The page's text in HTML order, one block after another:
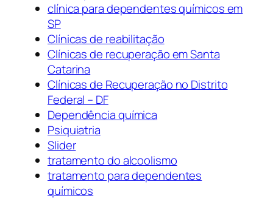
clínica para dependentes químicos em
SP
Clínicas de reabilitação
Clínicas de recuperação em Santa
Catarina
Clínicas de Recuperação no Distrito
Federal – DF
Dependência química
Psiquiatria
Slider
tratamento do alcoolismo
tratamento para dependentes
químicos